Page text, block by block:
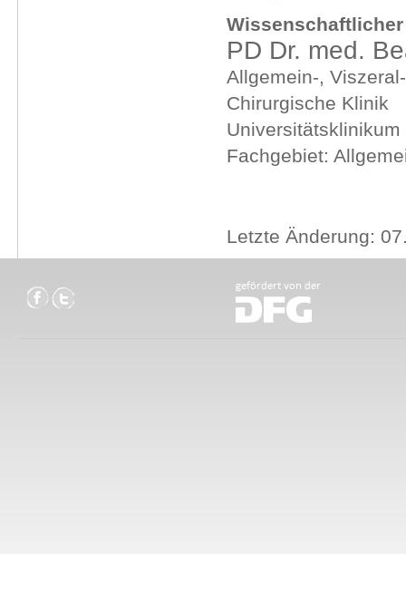
PD Dr. med.
Allgemein-,
Chirurgische Klinik
Universitätsklinikum
Fachgebiet:
Letzte Änderung: